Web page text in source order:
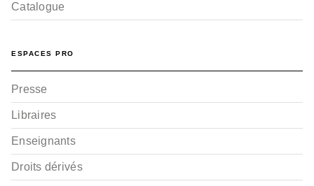
Catalogue
ESPACES PRO
Presse
Libraires
Enseignants
Droits dérivés